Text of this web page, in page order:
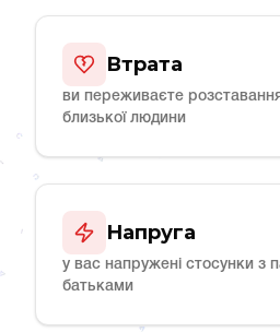
Втрата
ви переживаєте
близької людини
Напруга
у вас напружені стосунки з
батьками